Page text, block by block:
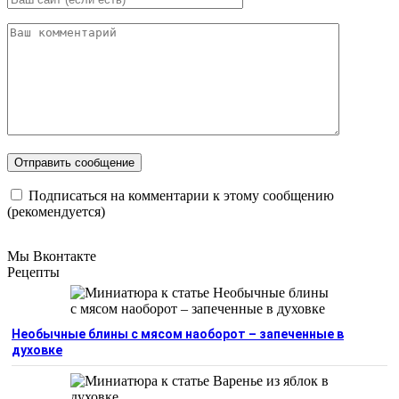
Подписаться на комментарии к этому сообщению
(рекомендуется)
Мы Вконтакте
Рецепты
Необычные блины с мясом наоборот – запеченные в
духовке